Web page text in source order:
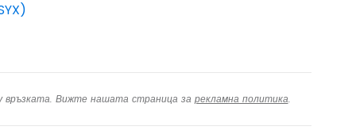
връзката. Вижте нашата страница за рекламна политика.